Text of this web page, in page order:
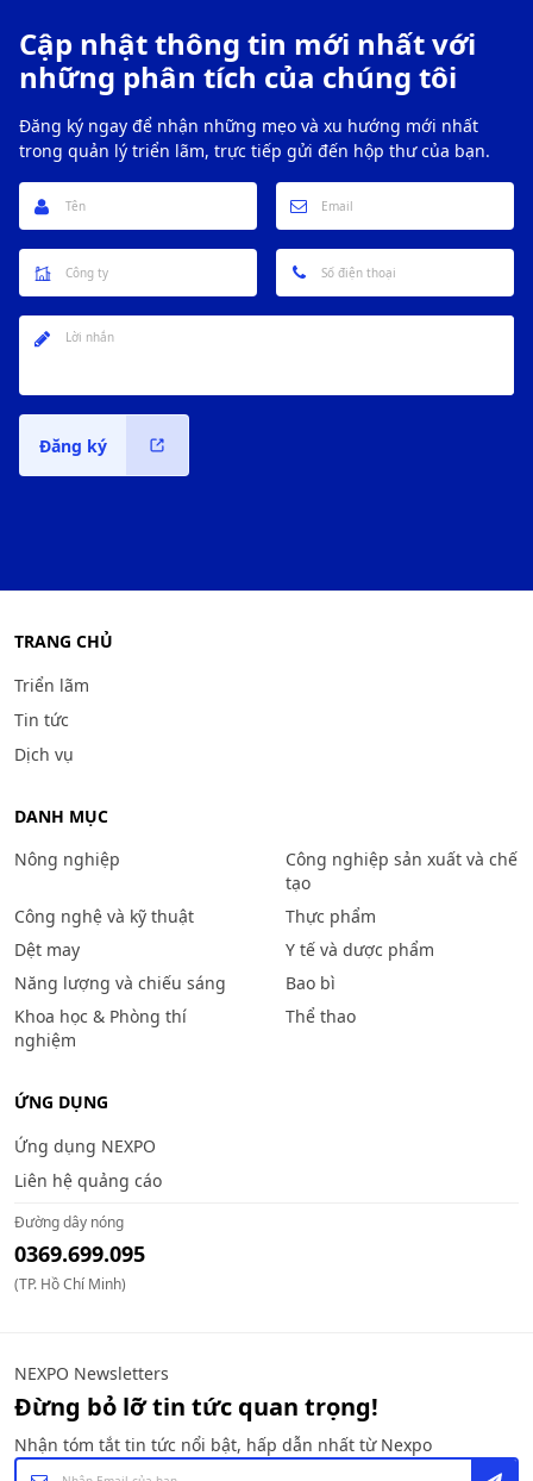
Cập nhật thông tin mới nhất với
những phân tích của chúng tôi
Đăng ký ngay để nhận những mẹo và xu hướng mới nhất
trong quản lý triển lãm, trực tiếp gửi đến hộp thư của bạn.
Đăng ký
TRANG CHỦ
Triển lãm
Tin tức
Dịch vụ
DANH MỤC
Nông nghiệp
Công nghiệp sản xuất và chế
tạo
Công nghệ và kỹ thuật
Thực phẩm
Dệt may
Y tế và dược phẩm
Năng lượng và chiếu sáng
Bao bì
Khoa học & Phòng thí
nghiệm
Thể thao
ỨNG DỤNG
Ứng dụng NEXPO
Liên hệ quảng cáo
Đường dây nóng
0369.699.095
(TP. Hồ Chí Minh)
NEXPO Newsletters
Đừng bỏ lỡ tin tức quan trọng!
Nhận tóm tắt tin tức nổi bật, hấp dẫn nhất từ Nexpo